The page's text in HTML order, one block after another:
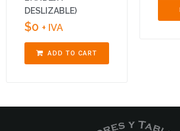
DESLIZABLE)
$0 + IVA
ADD TO CART